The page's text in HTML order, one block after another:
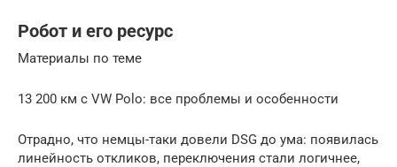
Робот и его ресурс
Материалы по теме
13 200 км с VW Polo: все проблемы и особенности
Отрадно, что немцы-таки довели DSG до ума: появилась
линейность откликов, переключения стали логичнее,